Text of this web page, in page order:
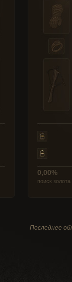
0,00%
поиск золота
Последнее